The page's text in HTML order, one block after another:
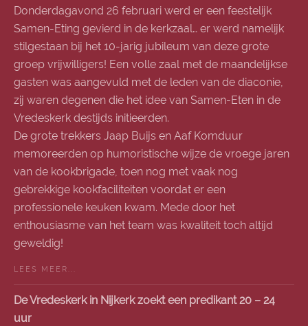
Donderdagavond 26 februari werd er een feestelijk
Samen-Eting gevierd in de kerkzaal… er werd namelijk
stilgestaan bij het 10-jarig jubileum van deze grote
groep vrijwilligers! Een volle zaal met de maandelijkse
gasten was aangevuld met de leden van de diaconie,
zij waren degenen die het idee van Samen-Eten in de
Vredeskerk destijds initieerden.
De grote trekkers Jaap Buijs en Aaf Komduur
memoreerden op humoristische wijze de vroege jaren
van de kookbrigade, toen nog met vaak nog
gebrekkige kookfaciliteiten voordat er een
professionele keuken kwam. Mede door het
enthousiasme van het team was kwaliteit toch altijd
geweldig!
LEES MEER...
De Vredeskerk in Nijkerk zoekt een predikant 20 – 24
uur